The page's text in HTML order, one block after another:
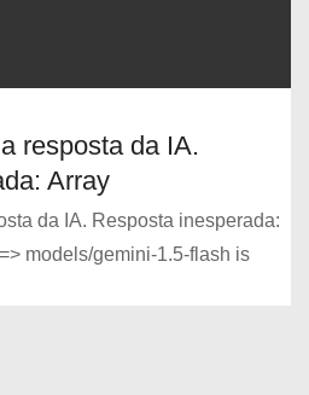
resposta da IA.
Array
da IA. Resposta inesperada:
models/gemini-1.5-flash is